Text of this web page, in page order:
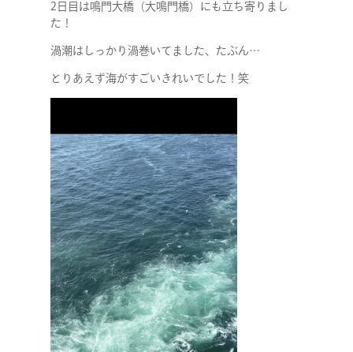
2日目は鳴門大橋（大鳴門橋）にも立ち寄りまし
た！
渦潮はしっかり渦巻いてました、たぶん…
とりあえず海がすごいきれいでした！笑